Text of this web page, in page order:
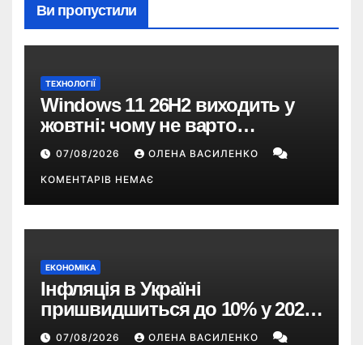
Ви пропустили
ТЕХНОЛОГІЇ
Windows 11 26H2 виходить у
жовтні: чому не варто
пропускати це оновлення
07/08/2026 ОЛЕНА ВАСИЛЕНКО
КОМЕНТАРІВ НЕМАЄ
ЕКОНОМІКА
Інфляція в Україні
пришвидшиться до 10% у 2026
році — прогноз НБУ
07/08/2026 ОЛЕНА ВАСИЛЕНКО